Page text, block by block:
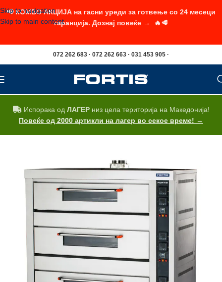
Skip to navigation
Skip to main content
072 262 683 · 072 262 663 · 031 453 905 ·
Испорака од ЛАГЕРниз цела територија на Македонија!
Повеќе од 2000 артикли на лагер во секое време! →
📢 КОМБО АКЦИЈА на гасни уреди за готвење со 24 месеци
гаранција. Дознај повеќе → 🔥🥩